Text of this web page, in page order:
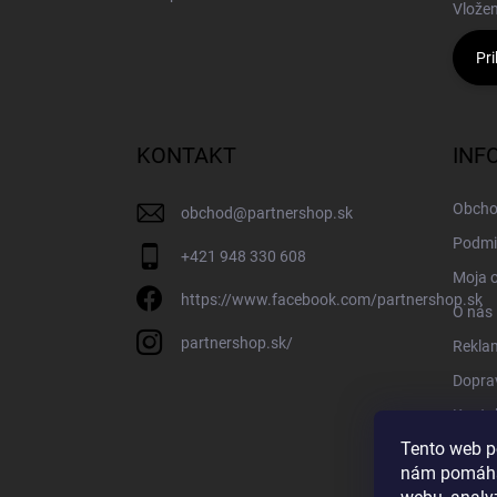
Tento web
nám
KONTAKT
obchod@partnershop.sk
+421 948 330 608
https://www.facebook.com/partnershop.sk
partnershop.sk/
Moja
O nás
Blog